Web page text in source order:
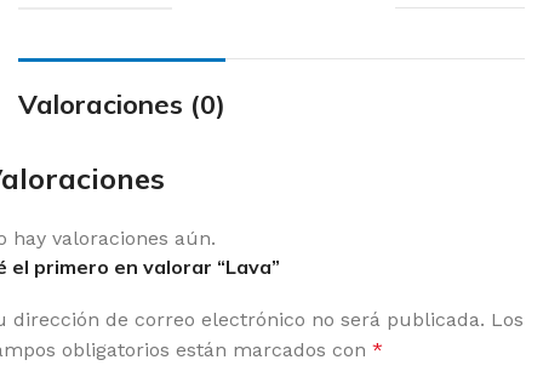
Valoraciones (0)
hay valoraciones aún.
el primero en valorar “Lava”
dirección de correo electrónico no será publicada. Los
obligatorios están marcados con *